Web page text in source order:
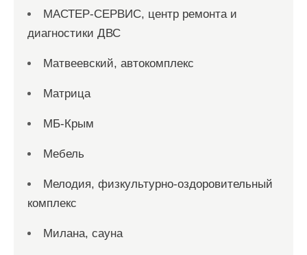
МАСТЕР-СЕРВИС, центр ремонта и
диагностики ДВС
Матвеевский, автокомплекс
Матрица
МБ-Крым
Мебель
Мелодия, физкультурно-оздоровительный
комплекс
Милана, сауна